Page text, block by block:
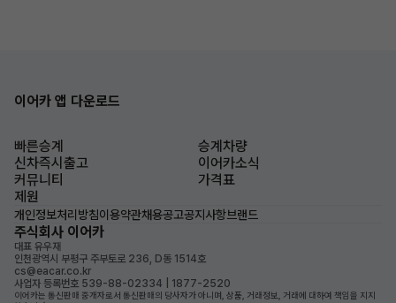
이어카 앱 다운로드
빠른승계
승계차량
신차즉시출고
이어카소식
커뮤니티
가격표
제원
개인정보처리방침이용약관채용공고공지사항브랜드
주식회사 이어카
대표 유우재
인천광역시 부평구 주부토로 236, D동 1514호
cs@eacar.co.kr
사업자 등록번호 539-88-02334 | 1877-2520
이어카는 통신판매 중개자로서 통신판매의 당사자가 아니며, 상품, 거래정보, 거래에 대하여 책임을 지지